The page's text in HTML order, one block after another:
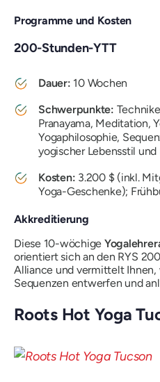
Programme und Kosten
200-Stunden-YTT
Dauer: 10 Wochen
Schwerpunkte:
Pranayama, Meditation,
Yogaphilosophie,
yogischer Lebensstil
Kosten: 3.200 $ (inkl.
Yoga-Geschenke);
Akkreditierung
Diese 10-wöchige
orientiert sich an den RYS
Alliance und vermittelt
Sequenzen entwerfen und
Roots Hot Yoga